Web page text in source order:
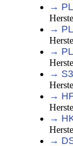
→
→
→
→
→
→
→